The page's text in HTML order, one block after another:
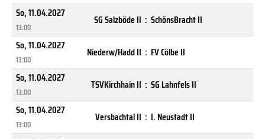
So, 11.04.2027
13:00
SG Salzböde II : SchönsBracht II
So, 11.04.2027
13:00
Niederw/Hadd II : FV Cölbe II
So, 11.04.2027
13:00
TSVKirchhain II : SG Lahnfels II
So, 11.04.2027
13:00
Versbachtal II : I. Neustadt II